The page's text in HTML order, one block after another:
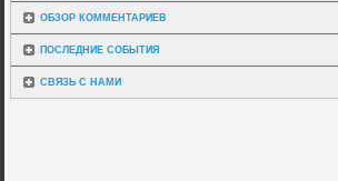
ОБЗОР КОММЕНТАРИЕВ
ПОСЛЕДНИЕ СОБЫТИЯ
СВЯЗЬ С НАМИ